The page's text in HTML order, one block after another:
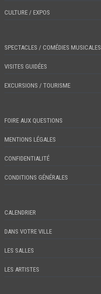
CULTURE / EXPOS
SPECTACLES / COMÉDIES MUSICALES
VISITES GUIDÉES
EXCURSIONS / TOURISME
FOIRE AUX QUESTIONS
MENTIONS LÉGALES
CONFIDENTIALITÉ
CONDITIONS GÉNÉRALES
CALENDRIER
DANS VOTRE VILLE
LES SALLES
LES ARTISTES